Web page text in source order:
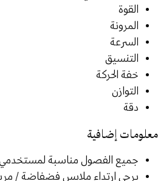
القوة
المرونة
السرعة
التنسيق
خفة الحركة
التوازن
دقة
معلومات إضافية
جميع الفصول مناسبة لمستخدمي
يرجى ارتداء ملابس فضفاضة /